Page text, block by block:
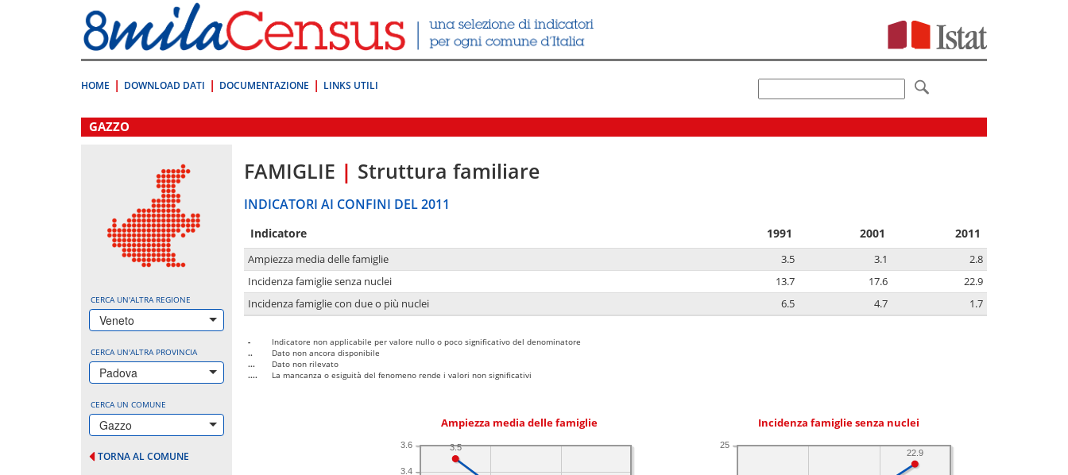
direttamente
a:
Contenuto
HOME DOWNLOAD DATI DOCUMENTAZIONE LINKS UTILI
.
GAZZO
CERCA UN'ALTRA REGIONE
Veneto
CERCA UN'ALTRA PROVINCIA
Padova
CERCA UN COMUNE
Gazzo
TORNA AL COMUNE
FAMIGLIE | Struttura familiare
INDICATORI AI CONFINI DEL 2011
Indicatore 1991 2001 2011
Ampiezza media delle famiglie 3.5 3.1
2.8
Incidenza famiglie senza nuclei
13.7 17.6
22.9
Incidenza famiglie con due o più nuclei
6.5 4.7 1.7
-
Indicatore non applicabile per valore nullo o poco significativo del denominatore
..
Dato non ancora disponibile
...
Dato non rilevato
....
La mancanza o esiguità del fenomeno rende i valori non significativi
Ampiezza media delle famiglie
3.4
3.6 3.5
Incidenza famiglie senza nuclei
25
22.9